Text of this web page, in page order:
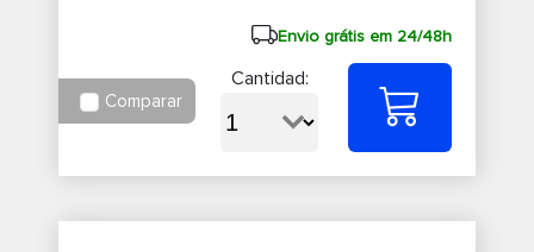
Envio grátis em 24/48h
Comparar
Cantidad: